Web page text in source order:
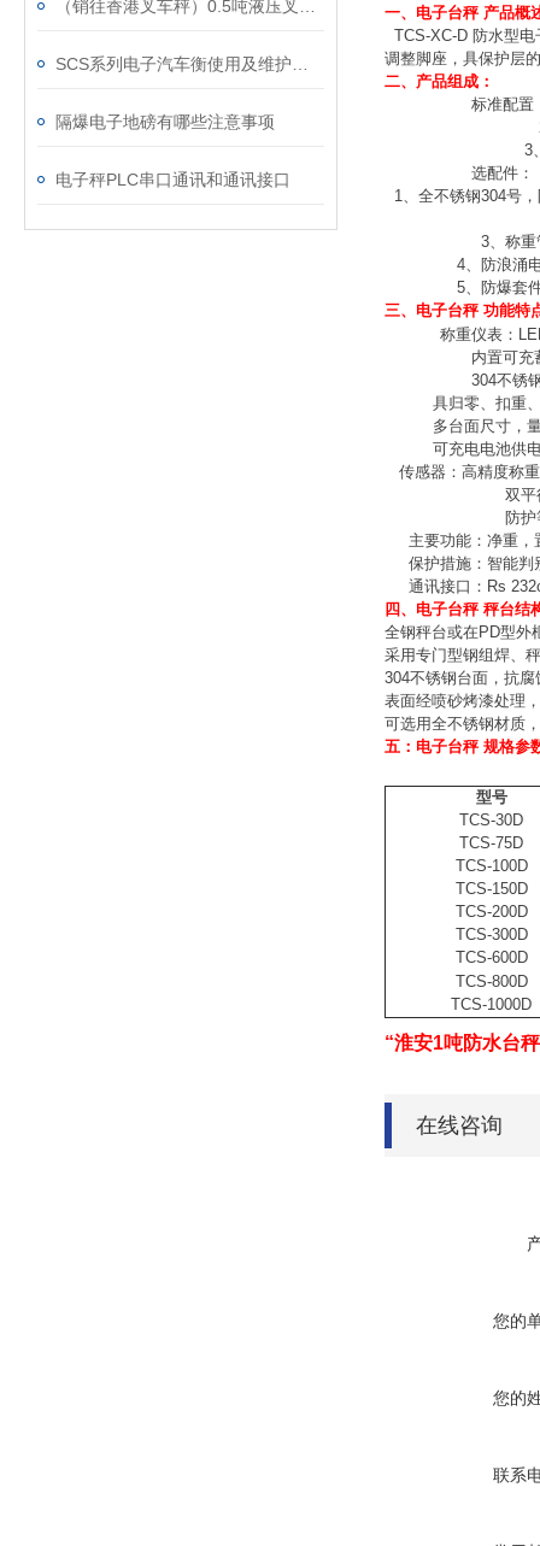
隔爆电子地磅有哪些注意事项
电子秤PLC串口通讯和通讯接口
一、电子台秤 产品概
TCS-XC-D 防水型电
调整脚座 ，具保护层
二、产品组成：
标准配置
3
选配件：
1
、全不锈钢304号
3 、称
4 、防浪涌
5 、防爆套
三、电子台秤 功能特
称重仪表：
内置可充
304不锈
具归零、扣重
多台面尺寸，
可充电电池供
传感器：高精度称
双平
防护
主要功能：净重，
保护措施：智能判
通讯接口： Rs
四、电子台秤 秤台结
全钢秤台或在PD型外
采用专门型钢组焊、
304不锈钢台面，抗腐
表面经喷砂烤漆处理
可选用全不锈钢材质
五：电子台秤 规格参
型号
TCS-30D
TCS-75D
TCS-100D
TCS-150D
TCS-200D
TCS-300D
TCS-600D
TCS-800D
TCS-1000D
“淮安1吨防水台
在线咨询
您的
您的
联系